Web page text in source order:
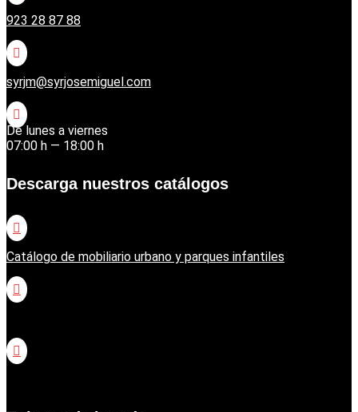
923 28 87 88

syrjm@syrjosemiguel.com

De lunes a viernes
07:00 h — 18:00 h
Descarga nuestros catálogos

Catálogo de mobiliario urbano y parques infantiles

